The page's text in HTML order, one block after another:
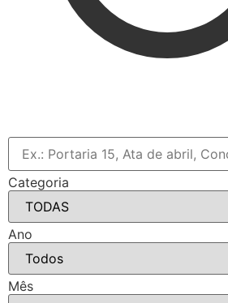
Categoria
Ano
Mês